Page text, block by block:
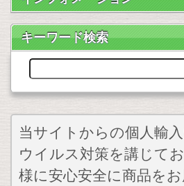
キーワード検索
当サイトからの個人輸
ウイルス対策を講じて
様に安心安全に商品をお